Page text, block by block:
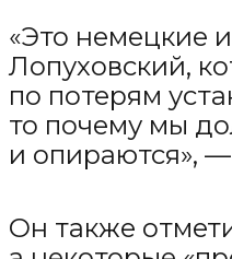
«Это немецкие
Лопуховский,
по потерям
то почему мы
и опираются»,
Он также